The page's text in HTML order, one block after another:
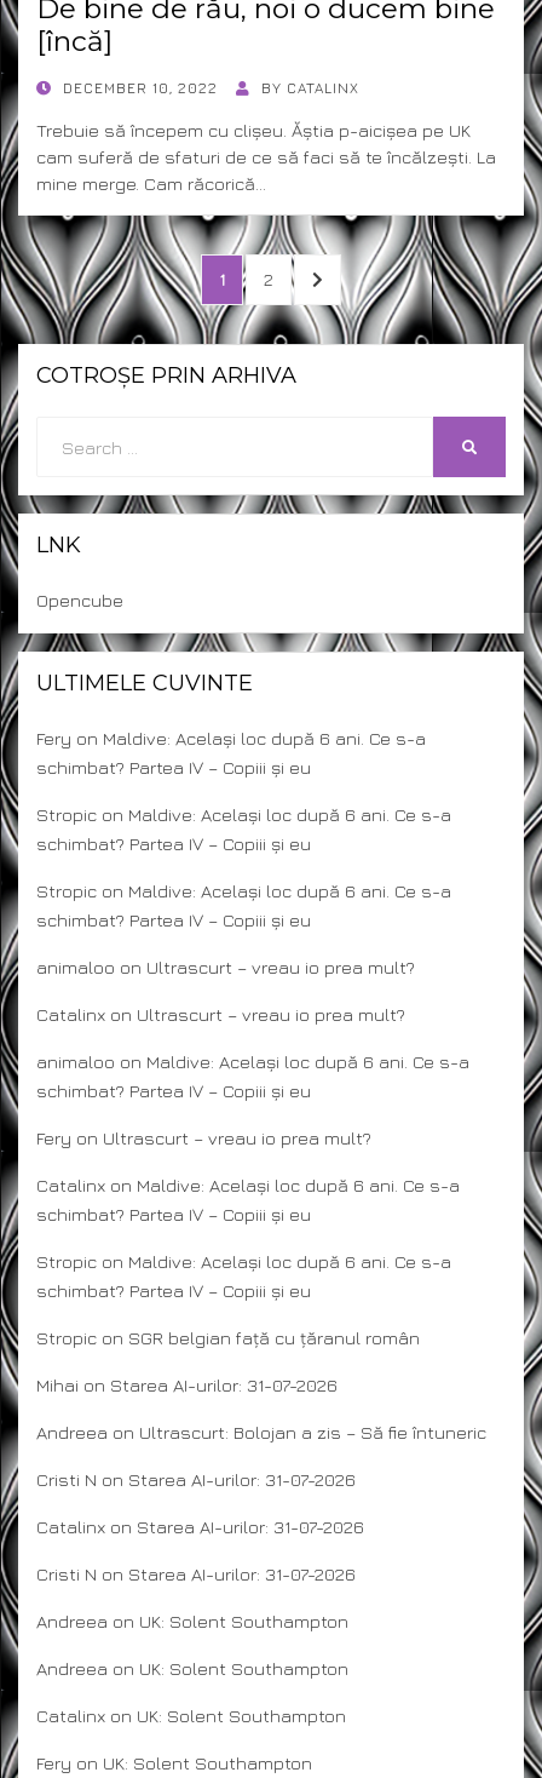
De bine de rău, noi o ducem bine
[încă]
POSTEDDECEMBER 10, 2022 BY CATALINX
Trebuie să începem cu clișeu. Ăștia p-aicișea pe UK
cam suferă de sfaturi de ce să faci să te încălzești. La
mine merge. Cam răcorică…
Posts
pagination
PAGE
1 PAGE
2
NEXT
PAGE
COTROȘE PRIN ARHIVA
SEARCH
LNK
Opencube
ULTIMELE CUVINTE
Fery on Maldive: Același loc după 6 ani. Ce s-a
schimbat? Partea IV – Copiii și eu
Stropic on Maldive: Același loc după 6 ani. Ce s-a
schimbat? Partea IV – Copiii și eu
Stropic on Maldive: Același loc după 6 ani. Ce s-a
schimbat? Partea IV – Copiii și eu
animaloo on Ultrascurt – vreau io prea mult?
Catalinx on Ultrascurt – vreau io prea mult?
animaloo on Maldive: Același loc după 6 ani. Ce s-a
schimbat? Partea IV – Copiii și eu
Fery on Ultrascurt – vreau io prea mult?
Catalinx on Maldive: Același loc după 6 ani. Ce s-a
schimbat? Partea IV – Copiii și eu
Stropic on Maldive: Același loc după 6 ani. Ce s-a
schimbat? Partea IV – Copiii și eu
Stropic on SGR belgian față cu țăranul român
Mihai on Starea AI-urilor: 31-07-2026
Andreea on Ultrascurt: Bolojan a zis – Să fie întuneric
Cristi N on Starea AI-urilor: 31-07-2026
Catalinx on Starea AI-urilor: 31-07-2026
Cristi N on Starea AI-urilor: 31-07-2026
Andreea on UK: Solent Southampton
Andreea on UK: Solent Southampton
Catalinx on UK: Solent Southampton
Fery on UK: Solent Southampton